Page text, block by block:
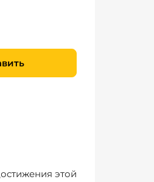
этой